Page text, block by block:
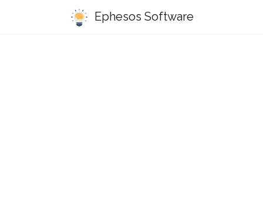
Ephesos Software